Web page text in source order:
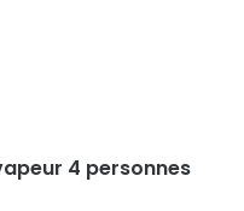
4 personnes